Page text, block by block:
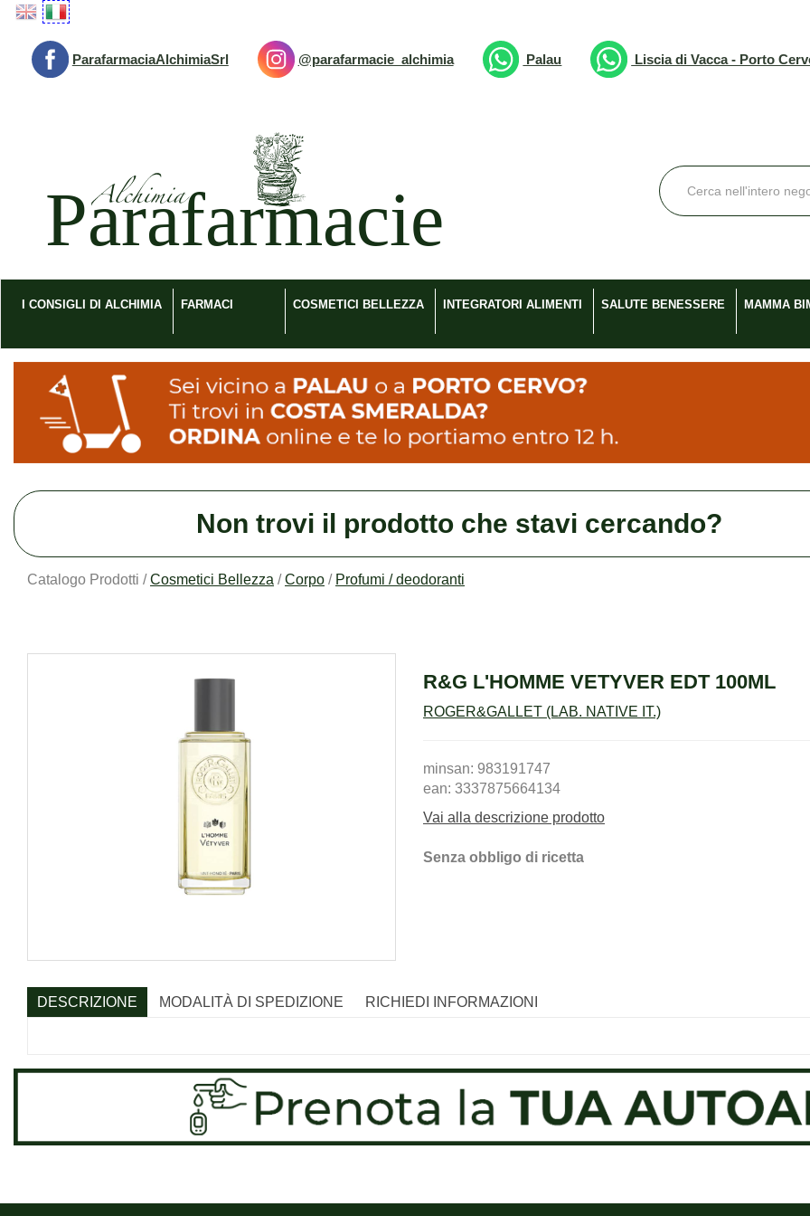
Passa
contenuto
principale
ParafarmaciaAlchimiaSrl @parafarmacie_alchimia Palau Liscia di Vacca - Porto
Cerca
Prodotto
I CONSIGLI DI ALCHIMIA FARMACI COSMETICI BELLEZZA INTEGRATORI ALIMENTI SALUTE BENESSERE MAMMA
Non trovi il prodotto che stavi cercando?
Catalogo Prodotti /Cosmetici Bellezza /Corpo / Profumi / deodoranti
R&G L'HOMME VETYVER EDT 100ML
ROGER&GALLET (LAB. NATIVE IT.)
minsan: 983191747
ean: 3337875664134
Vai alla descrizione prodotto
Senza obbligo di ricetta
DESCRIZIONE MODALITÀ DI SPEDIZIONE RICHIEDI INFORMAZIONI